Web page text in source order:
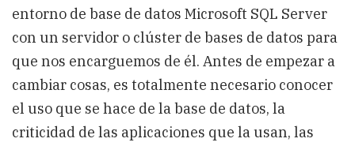
entorno de base de datos Microsoft SQL Server
con un servidor o clúster de bases de datos para
que nos encarguemos de él. Antes de empezar a
cambiar cosas, es totalmente necesario conocer
el uso que se hace de la base de datos, la
criticidad de las aplicaciones que la usan, las